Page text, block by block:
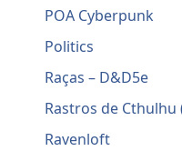
POA Cyberpunk
Politics
Raças – D&D5e
Rastros de
Ravenloft